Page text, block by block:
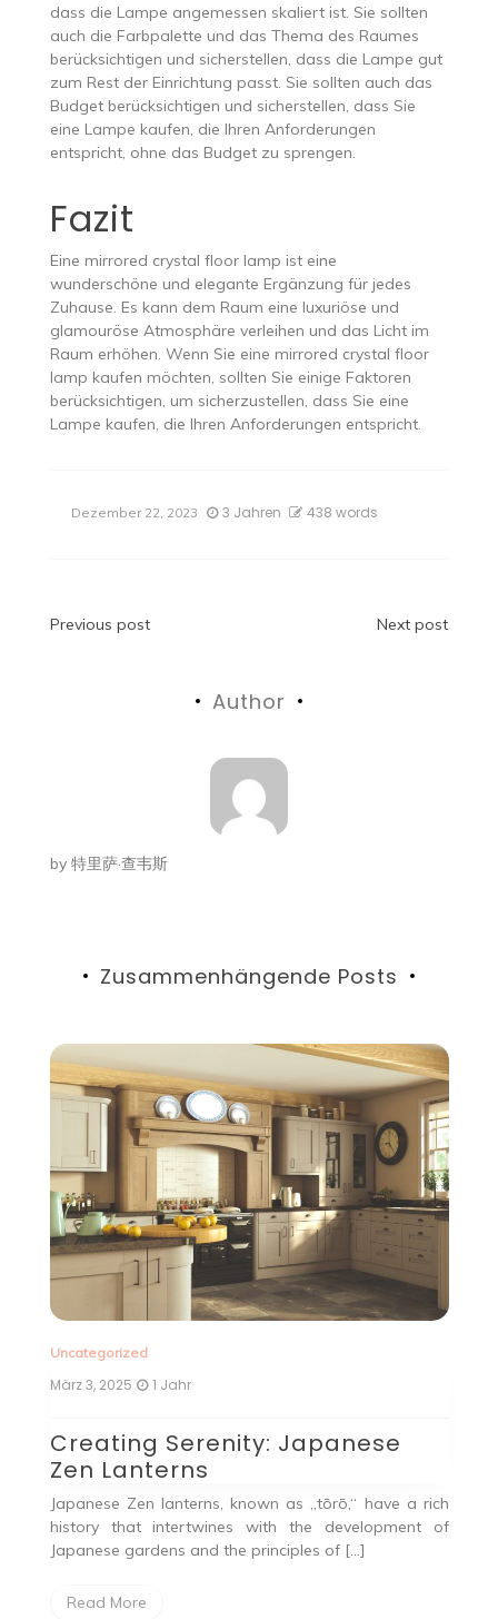
dass die Lampe angemessen skaliert ist. Sie sollten
auch die Farbpalette und das Thema des Raumes
berücksichtigen und sicherstellen, dass die Lampe gut
zum Rest der Einrichtung passt. Sie sollten auch das
Budget berücksichtigen und sicherstellen, dass Sie
eine Lampe kaufen, die Ihren Anforderungen
entspricht, ohne das Budget zu sprengen.
Fazit
Eine mirrored crystal floor lamp ist eine
wunderschöne und elegante Ergänzung für jedes
Zuhause. Es kann dem Raum eine luxuriöse und
glamouröse Atmosphäre verleihen und das Licht im
Raum erhöhen. Wenn Sie eine mirrored crystal floor
lamp kaufen möchten, sollten Sie einige Faktoren
berücksichtigen, um sicherzustellen, dass Sie eine
Lampe kaufen, die Ihren Anforderungen entspricht.
Dezember 22, 2023 3 Jahren 438 words
Beitragsnavigation
Previous post Next post
Author
by 特里萨·查韦斯
Zusammenhängende Posts
Japanese
known as „tōrō,“ have a rich
with the development of
the principles of […]
Handytasche
unterwegs
Die Handytasche mit
praktisches Accessoire,